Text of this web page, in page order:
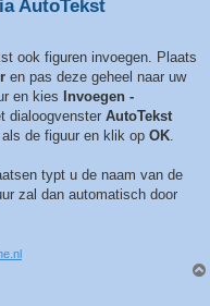
AutoTekst
ook figuren invoegen. Plaats
en pas deze geheel naar uw
en kies Invoegen -
dialoogvenster AutoTekst
de figuur en klik op OK
typt u de naam van de
zal dan automatisch door